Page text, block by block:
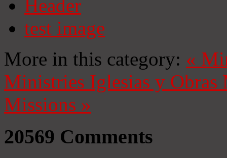
Header
test image
More in this category: «
Ministries Iglesias y Obras
Missions »
20569 Comments